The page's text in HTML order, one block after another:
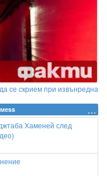
се скрием при извънредна
Хаменей след